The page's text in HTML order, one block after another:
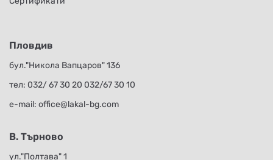
Пловдив
бул."Никола Вапцаров" 136
тел: 032/ 67 30 20 032/67 30 10
е-mail: office@lakal-bg.com
В. Търново
ул."Полтава" 1